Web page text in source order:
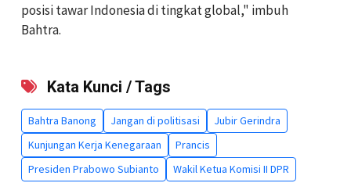
posisi tawar Indonesia di tingkat global," imbuh
Bahtra.
Kata Kunci / Tags
Bahtra Banong Jangan di politisasi
Jubir Gerindra
Kunjungan Kerja Kenegaraan
Prancis
Presiden Prabowo Subianto
Wakil Ketua Komisi II DPR